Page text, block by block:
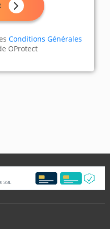
Conditions Générales
OProtect